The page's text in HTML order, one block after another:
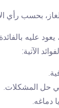
بحسب رأي
عليه
الآتية:
حل المشكلات.
دماغه.